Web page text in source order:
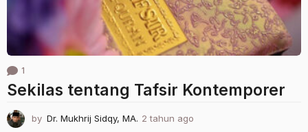
1
Sekilas tentang Tafsir Kontemporer
by Dr. Mukhrij Sidqy, MA. 2 tahun ago